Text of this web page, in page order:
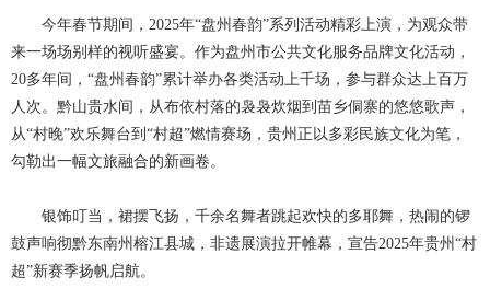
今年春节期间，2025年“盘州春韵”系列活动精彩上演，为观众带
来一场场别样的视听盛宴。作为盘州市公共文化服务品牌文化活动，
20多年间，“盘州春韵”累计举办各类活动上千场，参与群众达上百万
人次。黔山贵水间，从布依村落的袅袅炊烟到苗乡侗寨的悠悠歌声，
从“村晚”欢乐舞台到“村超”燃情赛场，贵州正以多彩民族文化为笔，
勾勒出一幅文旅融合的新画卷。
银饰叮当，裙摆飞扬，千余名舞者跳起欢快的多耶舞，热闹的锣
鼓声响彻黔东南州榕江县城，非遗展演拉开帷幕，宣告2025年贵州“村
超”新赛季扬帆启航。